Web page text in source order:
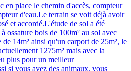
en place le chemin d'accès, compteur
d'eau.Le terrain se voit déjà avoir
et accordé.L'étude de sol a été
ossature bois de 100m² au sol avec
14m² ainsi qu'un carport de 25m², le
1275m² mais avec la
plus pour un meilleur
si vous avez des animaux, vous